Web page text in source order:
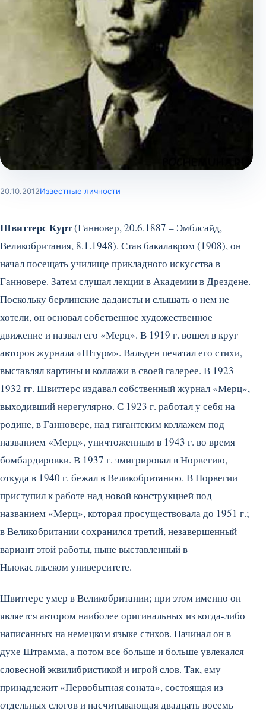
20.10.2012Известные личности
Швиттерс Курт(Ганновер, 20.6.1887 – Эмблсайд,
Великобритания, 8.1.1948). Став бакалавром (1908), он
начал посещать училище прикладного искусства в
Ганновере. Затем слушал лекции в Академии в Дрездене.
Поскольку берлинские дадаисты и слышать о нем не
хотели, он основал собственное художественное
движение и назвал его «Мерц». В 1919 г. вошел в круг
авторов журнала «Штурм». Вальден печатал его стихи,
выставлял картины и коллажи в своей галерее. В 1923–
1932 гг. Швиттерс издавал собственный журнал «Мерц»,
выходивший нерегулярно. С 1923 г. работал у себя на
родине, в Ганновере, над гигантским коллажем под
названием «Мерц», уничтоженным в 1943 г. во время
бомбардировки. В 1937 г. эмигрировал в Норвегию,
откуда в 1940 г. бежал в Великобританию. В Норвегии
приступил к работе над новой конструкцией под
названием «Мерц», которая просуществовала до 1951 г.;
в Великобритании сохранился третий, незавершенный
вариант этой работы, ныне выставленный в
Ньюкастльском университете.
Швиттерс умер в Великобритании; при этом именно он
является автором наиболее оригинальных из когда-либо
написанных на немецком языке стихов. Начинал он в
духе Штрамма, а потом все больше и больше увлекался
словесной эквилибристикой и игрой слов. Так, ему
принадлежит «Первобытная соната», состоящая из
отдельных слогов и насчитывающая двадцать восемь